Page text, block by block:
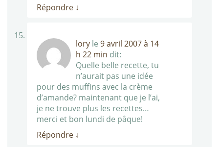
Répondre ↓
lory le 9 avril 2007 à 14
h 22 min dit:
Quelle belle recette, tu
n’aurait pas une idée
pour des muffins avec la crème
d’amande? maintenant que je l’ai,
je ne trouve plus les recettes…
merci et bon lundi de pâque!
Répondre ↓